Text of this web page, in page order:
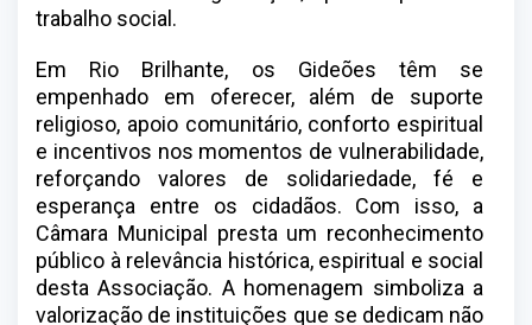
trabalho social.
Em Rio Brilhante, os Gideões têm se
empenhado em oferecer, além de suporte
religioso, apoio comunitário, conforto espiritual
e incentivos nos momentos de vulnerabilidade,
reforçando valores de solidariedade, fé e
esperança entre os cidadãos. Com isso, a
Câmara Municipal presta um reconhecimento
público à relevância histórica, espiritual e social
desta Associação. A homenagem simboliza a
valorização de instituições que se dedicam não